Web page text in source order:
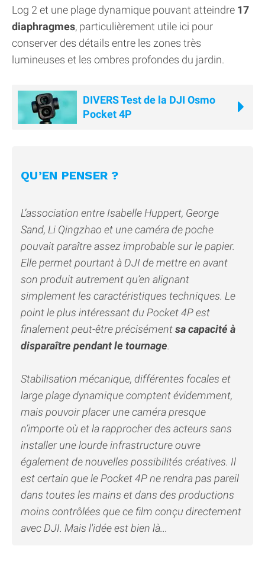
Log 2 et une plage dynamique pouvant atteindre 17
diaphragmes, particulièrement utile ici pour
conserver des détails entre les zones très
lumineuses et les ombres profondes du jardin.
DIVERS Test de la DJI Osmo
Pocket 4P
QU’EN PENSER ?
L’association entre Isabelle Huppert, George
Sand, Li Qingzhao et une caméra de poche
pouvait paraître assez improbable sur le papier.
Elle permet pourtant à DJI de mettre en avant
son produit autrement qu’en alignant
simplement les caractéristiques techniques. Le
point le plus intéressant du Pocket 4P est
finalement peut-être précisémentsa capacité à
disparaître pendant le tournage.
Stabilisation mécanique, différentes focales et
large plage dynamique comptent évidemment,
mais pouvoir placer une caméra presque
n’importe où et la rapprocher des acteurs sans
installer une lourde infrastructure ouvre
également de nouvelles possibilités créatives. Il
est certain que le Pocket 4P ne rendra pas pareil
dans toutes les mains et dans des productions
moins contrôlées que ce film conçu directement
avec DJI. Mais l'idée est bien là...